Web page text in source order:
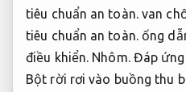
tiêu chuẩn an toàn. van
tiêu chuẩn an toàn. ống
điều khiển. Nhôm. Đáp ứng
Bột rời rơi vào buồng thu